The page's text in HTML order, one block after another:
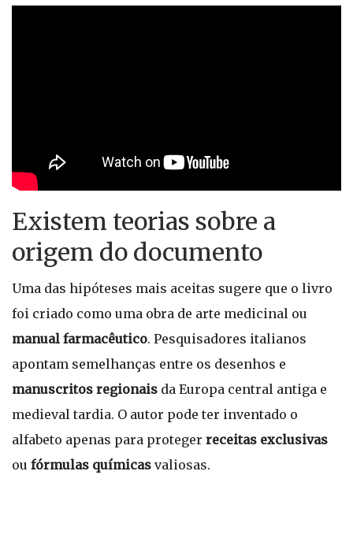
Existem teorias sobre a
origem do documento
Uma das hipóteses mais aceitas sugere que o livro
foi criado como uma obra de arte medicinal ou
manual farmacêutico. Pesquisadores italianos
apontam semelhanças entre os desenhos e
manuscritos regionais da Europa central antiga e
medieval tardia. O autor pode ter inventado o
alfabeto apenas para proteger receitas exclusivas
ou fórmulas químicas valiosas.